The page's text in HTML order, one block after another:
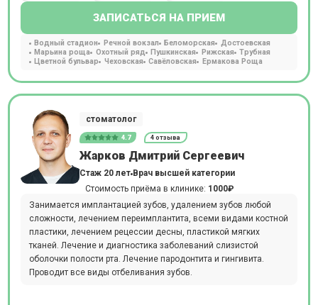
ЗАПИСАТЬСЯ НА ПРИЕМ
Водный стадион Речной вокзал Беломорская
Достоевская
Марьина роща
Охотный ряд Пушкинская Рижская
Трубная
Цветной бульвар
Чеховская Савёловская Ермакова Роща
стоматолог
4.7 4 отзыва
Жарков Дмитрий Сергеевич
Стаж 20 лет Врач высшей категории
Стоимость приёма в клинике: 1000₽
Занимается имплантацией зубов, удалением зубов любой
сложности, лечением переимплантита, всеми видами костной
пластики, лечением рецессии десны, пластикой мягких
тканей. Лечение и диагностика заболеваний слизистой
оболочки полости рта. Лечение пародонтита и гингивита.
Проводит все виды отбеливания зубов.